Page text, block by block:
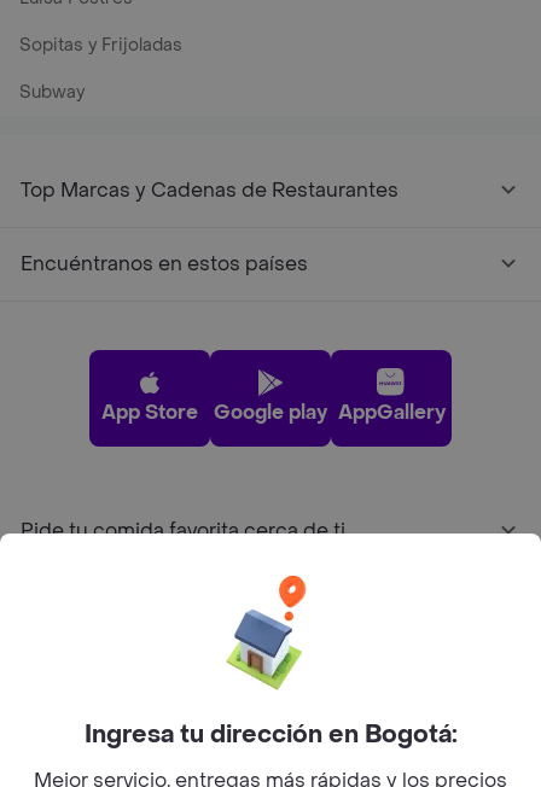
Sopitas y Frijoladas
Subway
Top Marcas y Cadenas de Restaurantes
Encuéntranos en estos países
App Store Google play AppGallery
Pide tu comida favorita cerca de ti
Sobre Rappi
Ingresa tu dirección en Bogotá:
Mejor servicio, entregas más rápidas y los precios